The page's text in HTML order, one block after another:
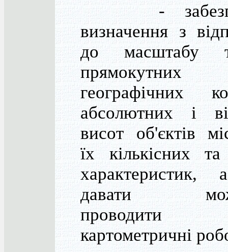
-
визначення з
до масштабу
географічних
абсолютних і
висот об'єктів
їх кількісних та
характеристик,
давати
проводити
картометричні